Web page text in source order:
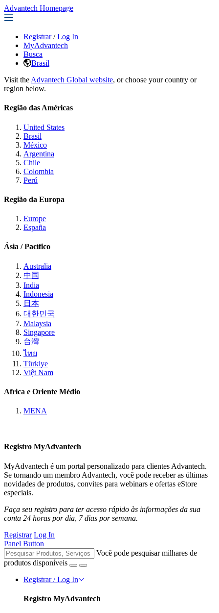
Advantech Homepage
Registrar / Log In
MyAdvantech
Busca
Brasil
Visit the Advantech Global website, or choose your country or
region below.
Região das Américas
United States
Brasil
México
Argentina
Chile
Colombia
Perú
Região da Europa
Europe
España
Ásia / Pacífico
Australia
中国
India
Indonesia
日本
대한민국
Malaysia
Singapore
台灣
ไทย
Türkiye
Việt Nam
Africa e Oriente Médio
MENA
Registro MyAdvantech
MyAdvantech é um portal personalizado para clientes Advantech.
Se tornando um membro Advantech, você pode receber as últimas
novidades de produtos, convites para webinars e ofertas eStore
especiais.
Faça seu registro para ter acesso rápido às informações da sua
conta 24 horas por dia, 7 dias por semana.
Registrar Log In
Panel Button
Você pode pesquisar milhares de
produtos disponíveis
Registrar / Log In
Registro MyAdvantech